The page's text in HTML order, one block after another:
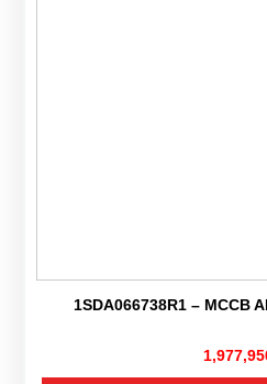
1SDA066738R1 – MCCB